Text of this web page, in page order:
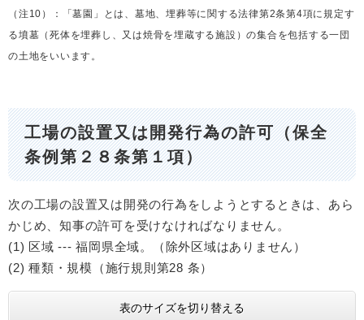
（注10）：「墓園」とは、墓地、埋葬等に関する法律第2条第4項に規定す
る墳墓（死体を埋葬し、又は焼骨を埋蔵する施設）の集合を包括する一団
の土地をいいます。
工場の設置又は開発行為の許可（保全
条例第２８条第１項）
次の工場の設置又は開発の行為をしようとするときは、あら
かじめ、知事の許可を受けなければなりません。
(1) 区域 --- 福岡県全域。（除外区域はありません）
(2) 種類・規模（施行規則第28 条）
表のサイズを切り替える